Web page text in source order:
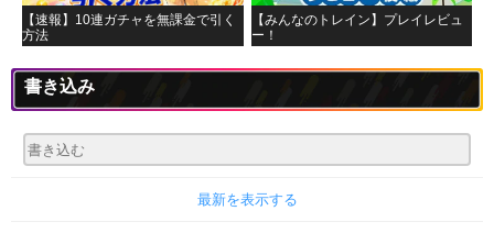
【速報】10連ガチャを無課金で引く
方法
【みんなのトレイン】プレイレビュ
ー！
書き込み
最新を表示する